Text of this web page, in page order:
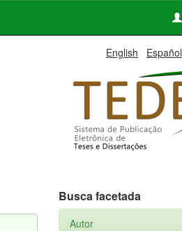
English Español
Busca facetada
Autor